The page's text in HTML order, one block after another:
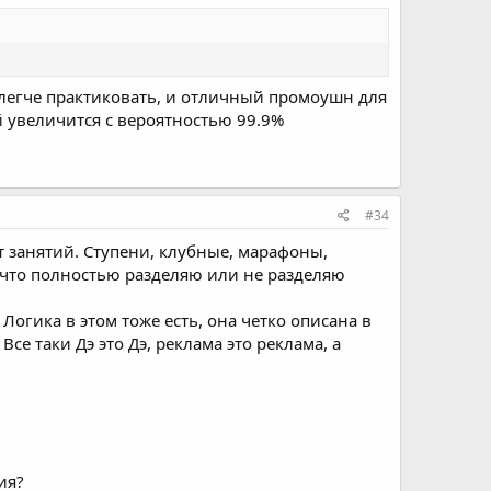
практиковать, и отличный промоушн для
с вероятностью 99.9%
#34
занятий. Ступени, клубные, марафоны,
полностью разделяю или не разделяю
в этом тоже есть, она четко описана в
таки Дэ это Дэ, реклама это реклама, а